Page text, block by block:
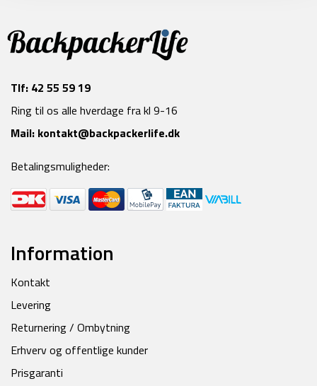
Tlf: 42 55 59 19
Ring til os alle hverdage fra kl 9-16
Mail: kontakt@backpackerlife.dk
Betalingsmuligheder:
Information
Kontakt
Levering
Returnering / Ombytning
Erhverv og offentlige kunder
Prisgaranti